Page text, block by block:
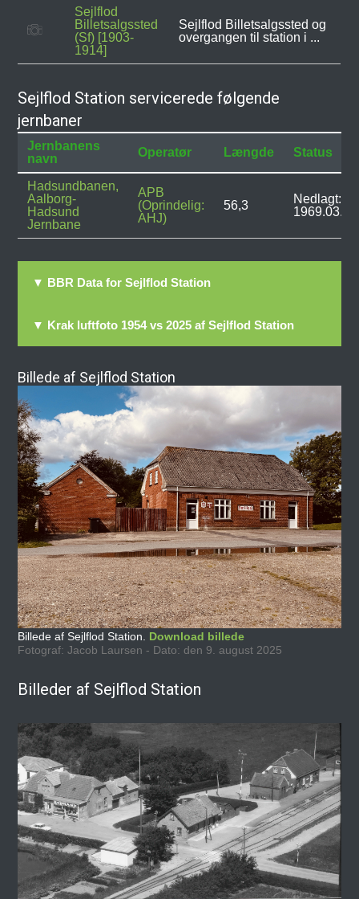
Sejlflod
Billetsalgssted
(Sf) [1903-
1914]
Sejlflod Billetsalgssted og
overgangen til station i ...
Sejlflod Station servicerede følgende
jernbaner
Jernbanens
navn
Operatør Længde Status
Hadsundbanen,
Aalborg-
Hadsund
Jernbane
APB
(Oprindelig:
AHJ)
56,3
Nedlagt:
1969.03.31
▼ BBR Data for Sejlflod Station
▼ Krak luftfoto 1954 vs 2025 af Sejlflod Station
Billede af Sejlflod Station
Billede af Sejlflod Station. Download billede
Fotograf: Jacob Laursen - Dato: den 9. august 2025
Billeder af Sejlflod Station